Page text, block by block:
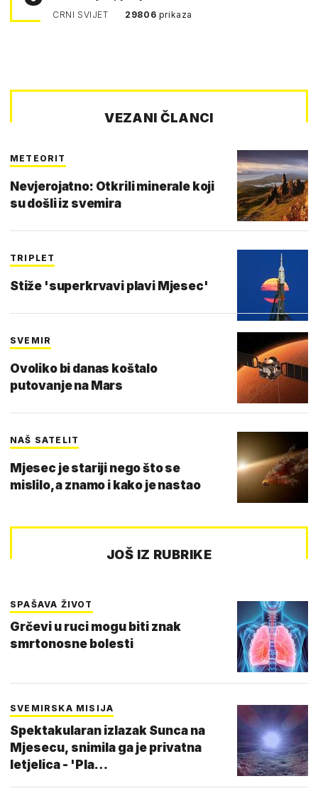
Pejin
CRNI SVIJET 29806 prikaza
VEZANI ČLANCI
METEORIT
Nevjerojatno: Otkrili minerale koji
su došli iz svemira
TRIPLET
Stiže 'superkrvavi plavi Mjesec'
SVEMIR
Ovoliko bi danas koštalo
putovanje na Mars
NAŠ SATELIT
Mjesec je stariji nego što se
mislilo, a znamo i kako je nastao
JOŠ IZ RUBRIKE
SPAŠAVA ŽIVOT
Grčevi u ruci mogu biti znak
smrtonosne bolesti
SVEMIRSKA MISIJA
Spektakularan izlazak Sunca na
Mjesecu, snimila ga je privatna
letjelica - 'Pla…